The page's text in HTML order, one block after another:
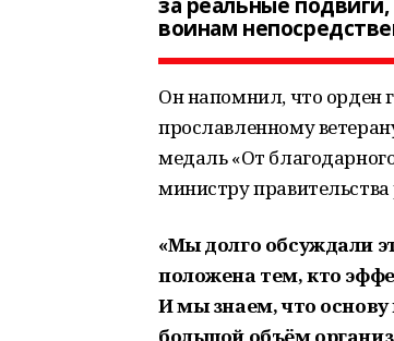
воинам
Он напомнил, что орден
прославленному
медаль «От
министру
«Мы долго обсуждали
положена тем, кто
И мы знаем, что